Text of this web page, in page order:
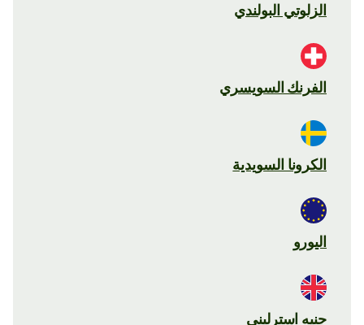
الزلوتي البولندي
الفرنك السويسري
الكرونا السويدية
اليورو
جنيه استرليني